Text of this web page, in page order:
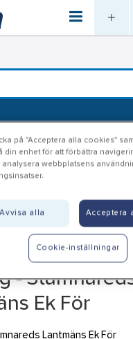
-
Ek För
Lantmäns Ek För
på "Acceptera alla cookies"
din enhet för att förbättra
analysera webbplatsens
Avvisa alla Acceptera
Cookie-inställningar